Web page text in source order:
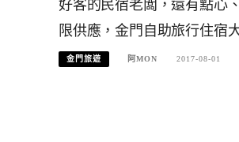
好客的民宿老闆，還有點心
限供應，金門自助旅行住宿
金門旅遊 阿MON 2017-08-01